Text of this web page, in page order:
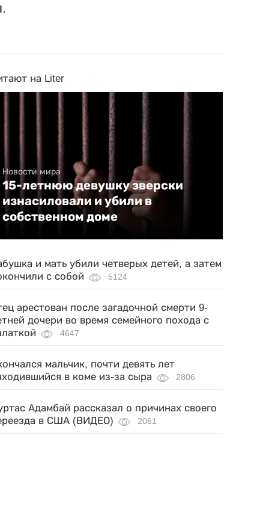
на Liter
Новости мира
15-летнюю девушку зверски
изнасиловали и убили в
собственном доме
и мать убили четверых детей, а затем
с собой
5124
арестован после загадочной смерти 9-
дочери во время семейного похода с
4647
мальчик, почти девять лет
в коме из-за сыра
2806
Адамбай рассказал о причинах своего
в США (ВИДЕО)
2061